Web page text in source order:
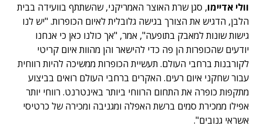
וולי אדיימו, סגן שרת האוצר האמריקני, שהשתתף בוועידה בבית
הלבן, הדגיש את הצורך בגישה גלובלית לאיום הכופרות. "יש לנו
גישות שונות למאבק בתופעה", אמר, "אך כולנו כאן כי אנחנו
יודעים שהכופרות הן פה כדי להישאר והן מהוות איום קריטי
לקורבנות ברחבי העולם. תעשיית הכופרות ממשיכה להיות רווחית
עבור שחקני איום רעים. האקרים ברחבי העולם רואים בביצוע
מתקפות כופרה את התחום הרווחי ביותר באינטרנט. רווחי יותר
אפילו ממכירת סמים ברשת האפלה ומגניבה ומכירה של כרטיסי
אשראי גנובים".